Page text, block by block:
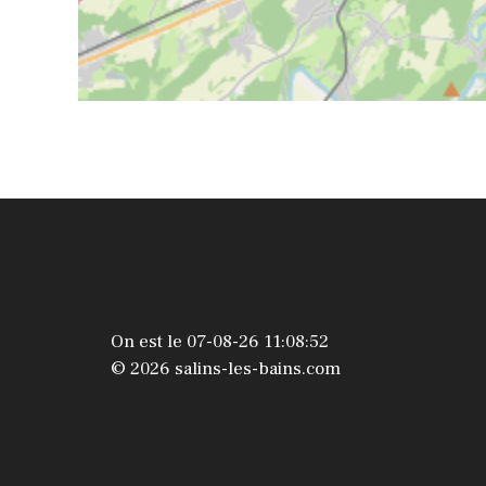
On est le 07-08-26 11:08:52
© 2026 salins-les-bains.com